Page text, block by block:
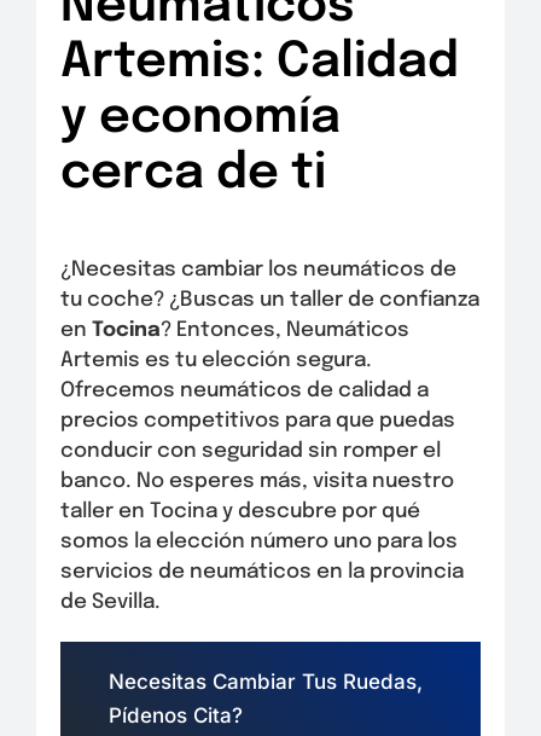
Artemis: Calidad
y economía
cerca de ti
¿Necesitas cambiar los neumáticos de
tu coche? ¿Buscas un taller de confianza
en Tocina? Entonces, Neumáticos
Artemis es tu elección segura.
Ofrecemos neumáticos de calidad a
precios competitivos para que puedas
conducir con seguridad sin romper el
banco. No esperes más, visita nuestro
taller en Tocina y descubre por qué
somos la elección número uno para los
servicios de neumáticos en la provincia
de Sevilla.
Necesitas Cambiar Tus Ruedas,
Pídenos Cita?